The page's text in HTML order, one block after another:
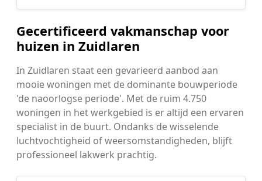
Gecertificeerd vakmanschap voor
huizen in Zuidlaren
In Zuidlaren staat een gevarieerd aanbod aan
mooie woningen met de dominante bouwperiode
'de naoorlogse periode'. Met de ruim 4.750
woningen in het werkgebied is er altijd een ervaren
specialist in de buurt. Ondanks de wisselende
luchtvochtigheid of weersomstandigheden, blijft
professioneel lakwerk prachtig.